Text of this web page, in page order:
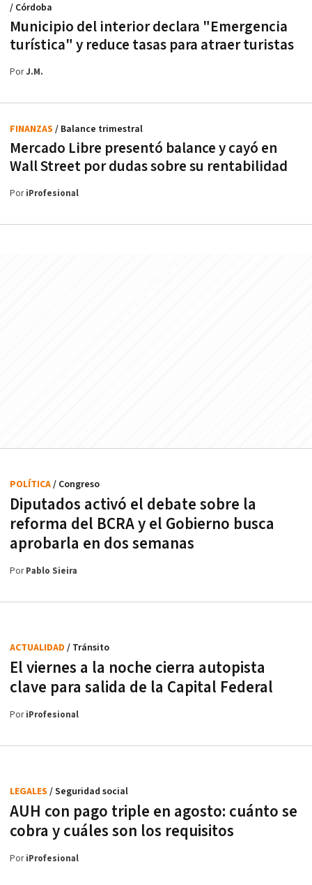
Municipio del interior declara "Emergencia
turística" y reduce tasas para atraer turistas
/ Córdoba
PorJ.M.
Mercado Libre presentó balance y cayó en
Wall Street por dudas sobre su rentabilidad
FINANZAS / Balance trimestral
PoriProfesional
Diputados activó el debate sobre la
reforma del BCRA y el Gobierno busca
aprobarla en dos semanas
POLÍTICA/ Congreso
PorPablo Sieira
El viernes a la noche cierra autopista
clave para salida de la Capital Federal
ACTUALIDAD / Tránsito
PoriProfesional
AUH con pago triple en agosto: cuánto se
cobra y cuáles son los requisitos
LEGALES / Seguridad social
PoriProfesional